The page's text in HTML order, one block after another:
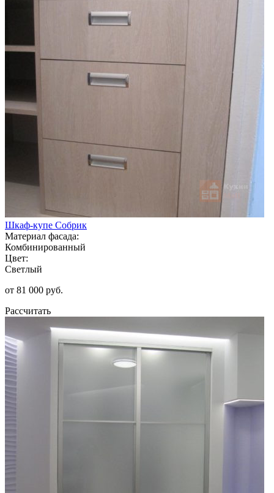
Шкаф-купе Собрик
Материал фасада:
Комбинированный
Цвет:
Светлый
от 81 000 руб.
Рассчитать